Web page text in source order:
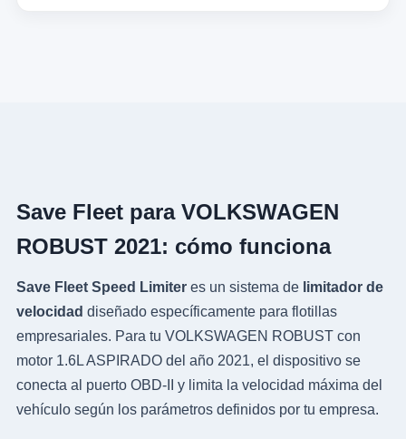
Save Fleet para VOLKSWAGEN
ROBUST 2021: cómo funciona
Save Fleet Speed Limiteres un sistema de limitador de
velocidad diseñado específicamente para flotillas
empresariales. Para tu VOLKSWAGEN ROBUST con
motor 1.6L ASPIRADO del año 2021, el dispositivo se
conecta al puerto OBD-II y limita la velocidad máxima del
vehículo según los parámetros definidos por tu empresa.